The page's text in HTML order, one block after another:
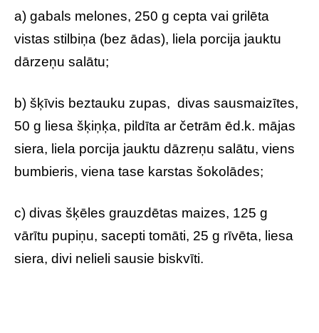
a) gabals melones, 250 g cepta vai grilēta
vistas stilbiņa (bez ādas), liela porcija jauktu
dārzeņu salātu;
b) šķīvis beztauku zupas, divas sausmaizītes,
50 g liesa šķiņķa, pildīta ar četrām ēd.k. mājas
siera, liela porcija jauktu dāzreņu salātu, viens
bumbieris, viena tase karstas šokolādes;
c) divas šķēles grauzdētas maizes, 125 g
vārītu pupiņu, sacepti tomāti, 25 g rīvēta, liesa
siera, divi nelieli sausie biskvīti.